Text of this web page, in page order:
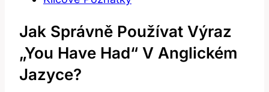
Jak Správně Používat Výraz
„You Have Had“ V Anglickém
Jazyce?